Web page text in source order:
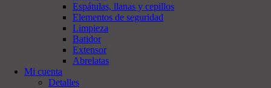
Espátulas, llanas y cepillos
Elementos de seguridad
Limpieza
Batidor
Extensor
Abrelatas
Mi cuenta
Detalles